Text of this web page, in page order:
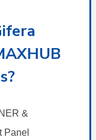
&
Panel